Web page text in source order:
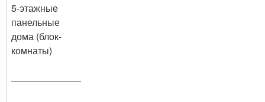
5-этажные
панельные
дома (блок-
комнаты)